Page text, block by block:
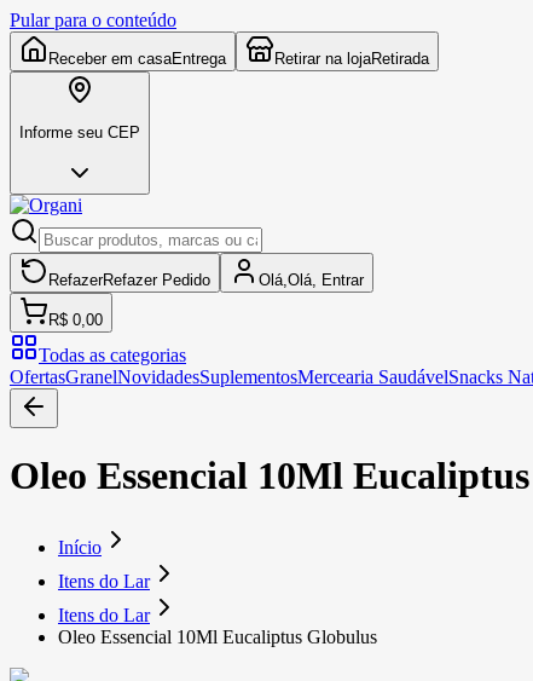
Pular para o conteúdo
Receber em casaEntrega Retirar na lojaRetirada
Informe seu CEP
RefazerRefazer Pedido Olá, Olá, Entrar
R$ 0,00
Todas as categorias
OfertasGranelNovidadesSuplementosMercearia SaudávelSnacks
Oleo Essencial 10Ml
Início
Itens do Lar
Itens do Lar
Oleo Essencial 10Ml Eucaliptus Globulus